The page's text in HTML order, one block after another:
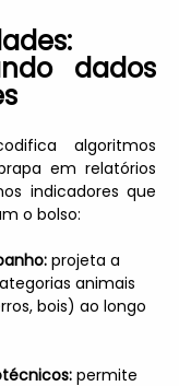
dados
algoritmos
em relatórios
indicadores que
o bolso:
projeta a
animais
bois) ao longo
permite